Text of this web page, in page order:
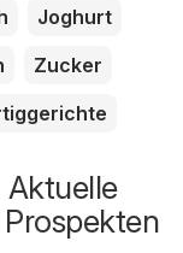
Joghurt
Zucker